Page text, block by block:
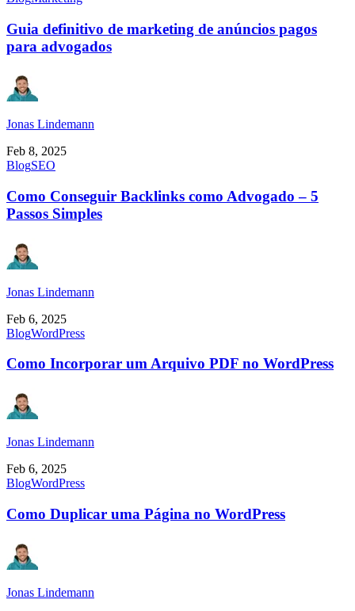
Guia definitivo de marketing de anúncios pagos
para advogados
Jonas Lindemann
Feb 8, 2025
BlogSEO
Como Conseguir Backlinks como Advogado – 5
Passos Simples
Jonas Lindemann
Feb 6, 2025
BlogWordPress
Como Incorporar um Arquivo PDF no WordPress
Jonas Lindemann
Feb 6, 2025
BlogWordPress
Como Duplicar uma Página no WordPress
Jonas Lindemann